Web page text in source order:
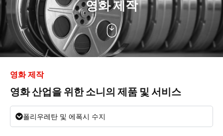
영화 제작
영화 제작
영화 산업을 위한 소니의 제품 및 서비스
폴리우레탄 및 에폭시 수지